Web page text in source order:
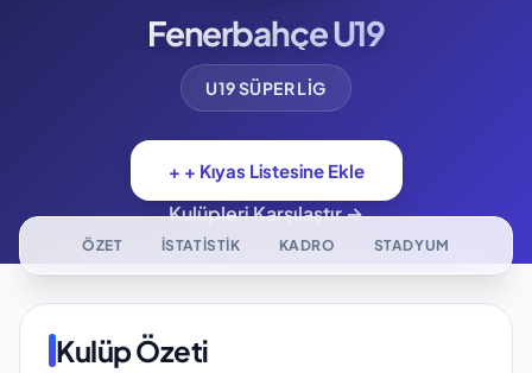
Fenerbahçe U19
U19 SÜPER LIG
+ + Kıyas Listesine Ekle
Kulüpleri Karşılaştır →
ÖZET İSTATISTIK KADRO STADYUM
Kulüp Özeti